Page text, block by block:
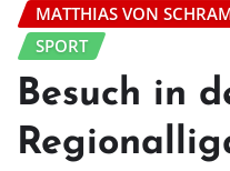
MATTHIAS VON
SPORT
Besuch in